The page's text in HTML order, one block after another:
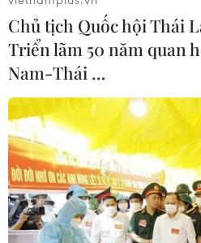
Chủ tịch Quốc hội Thái
Triển lãm 50 năm quan
Nam-Thái …